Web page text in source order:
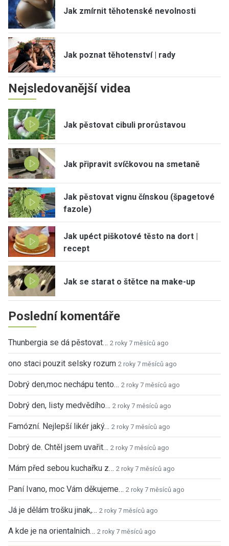
Jak zmírnit těhotenské nevolnosti
Jak poznat těhotenství | rady
Nejsledovanější videa
Jak pěstovat cibuli prorůstavou
Jak připravit svíčkovou na smetaně
Jak pěstovat vignu čínskou (špagetové
fazole)
Jak upéct piškotové těsto na dort |
recept
Jak se starat o štětce na make-up
Poslední komentáře
Thunbergia se dá pěstovat… 2 roky 7 měsíců ago
ono staci pouzit selsky rozum 2 roky 7 měsíců ago
Dobrý den,moc nechápu tento… 2 roky 7 měsíců ago
Dobrý den, listy medvědího… 2 roky 7 měsíců ago
Famózní. Nejlepší likér jaký… 2 roky 7 měsíců ago
Dobrý de. Chtěl jsem uvařit… 2 roky 7 měsíců ago
Mám před sebou kuchařku z… 2 roky 7 měsíců ago
Paní Ivano, moc Vám děkujeme… 2 roky 7 měsíců ago
Já je dělám trošku jinak,… 2 roky 7 měsíců ago
A kde je na orientalnich… 2 roky 7 měsíců ago